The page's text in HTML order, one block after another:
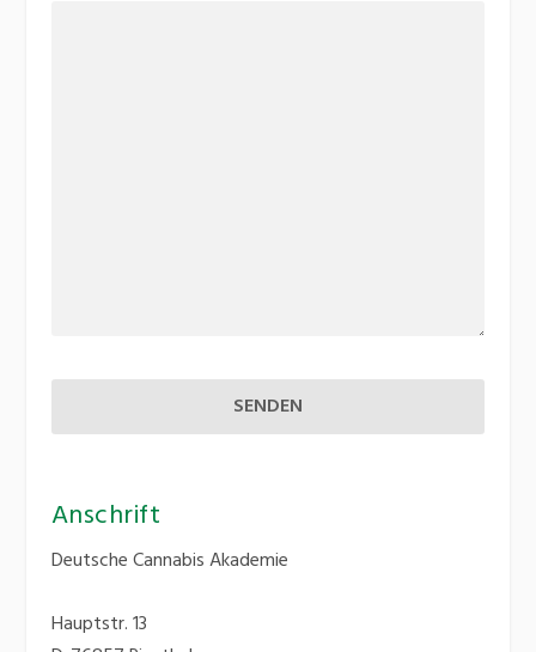
Anschrift
Deutsche Cannabis Akademie
Hauptstr. 13